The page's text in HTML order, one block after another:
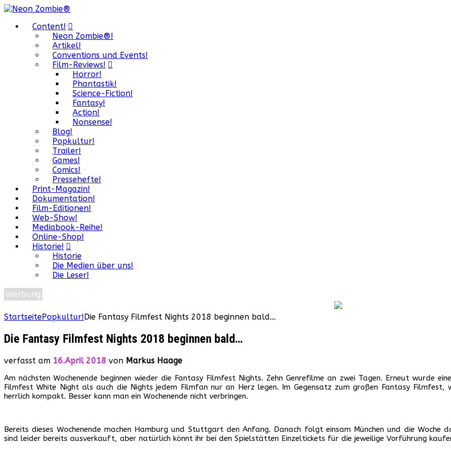
Content!
Neon Zombie®!
Artikel!
Conventions und Events!
Film-Reviews!
Horror!
Phantastik!
Science-Fiction!
Fantasy!
Action!
Nonsense!
Blog!
Popkultur!
Trailer!
Games!
Comics!
Pressehefte!
Print-Magazin!
Dokumentation!
Film-Editionen!
Web-Show!
Mediabook-Reihe!
Online-Shop!
Historie!
Historie
Die Medien über uns!
Die Leser!
Werbung
StartseitePopkultur!Die Fantasy Filmfest Nights 2018 beginnen bald…
Die Fantasy Filmfest Nights 2018 beginnen bald…
verfasst am 16.April 2018 von Markus Haage
Am nächsten Wochenende beginnen wieder die Fantasy Filmfest Nights. Zehn Genrefilme an zwei Tagen. Erneut wurde
Filmfest White Night als auch die Nights jedem Filmfan nur an Herz legen. Im Gegensatz zum großen Fantasy Filmfest,
herrlich kompakt. Besser kann man ein Wochenende nicht verbringen.
Bereits dieses Wochenende machen Hamburg und Stuttgart den Anfang. Danach folgt einsam München und die
sind leider bereits ausverkauft, aber natürlich könnt ihr bei den Spielstätten Einzeltickets für die jeweilige Vorführung